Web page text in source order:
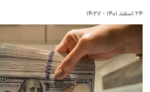
۲۴ اسفند ۱۴۰۱ - ۱۴:۲۷